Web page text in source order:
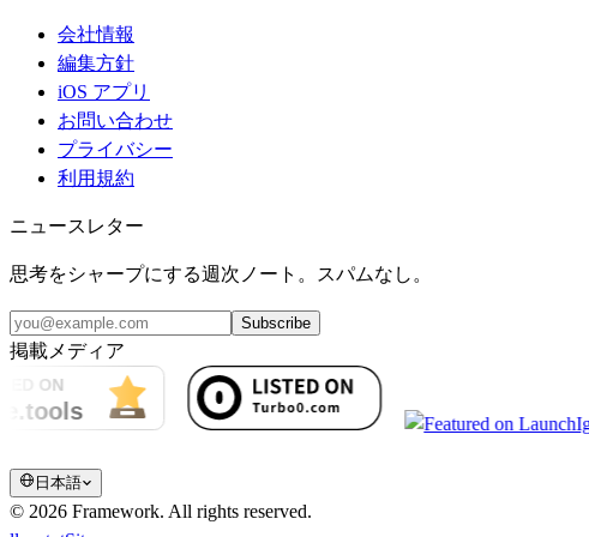
会社情報
編集方針
iOS アプリ
お問い合わせ
プライバシー
利用規約
ニュースレター
思考をシャープにする週次ノート。スパムなし。
Subscribe
掲載メディア
日本語
© 2026 Framework. All rights reserved.